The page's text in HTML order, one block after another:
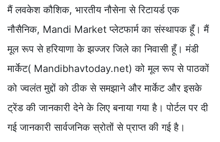
मैं लवकेश कौशिक, भारतीय नौसेना से रिटायर्ड एक
नौसैनिक, Mandi Market प्लेटफार्म का संस्थापक हूँ। मैं
मूल रूप से हरियाणा के झज्जर जिले का निवासी हूँ। मंडी
मार्केट( Mandibhavtoday.net) को मूल रूप से पाठकों
को ज्वलंत मुद्दों को ठीक से समझाने और मार्केट और इसके
ट्रेंड की जानकारी देने के लिए बनाया गया है। पोर्टल पर दी
गई जानकारी सार्वजनिक स्रोतों से प्राप्त की गई है।